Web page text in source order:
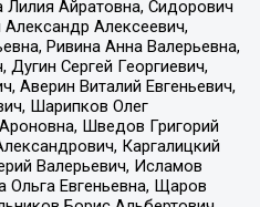
Айратовна, Сидорович
Алексеевич,
Ривина Анна Валерьевна,
Сергей Георгиевич,
Аверин Виталий Евгеньевич,
Шарипков Олег
Шведов Григорий
Каргалицкий
Валерьевич, Исламов
Ольга Евгеньевна, Щаров